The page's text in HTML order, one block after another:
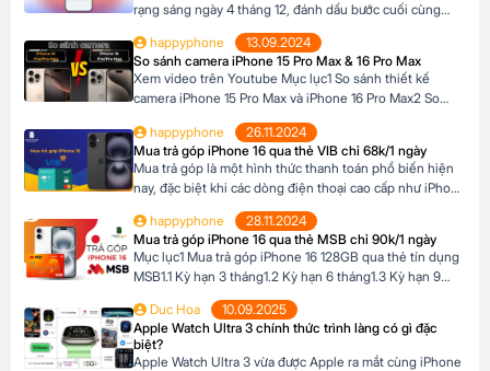
rạng sáng ngày 4 tháng 12, đánh dấu bước cuối cùng
trước khi bản cập nhật chính thức đến tay người dùng.
Phiên bản này mang đến một số cải tiến thú vị, tập trung
vào việc nâng cao trải nghiệm người dùng […]
happyphone
13.09.2024
So sánh camera iPhone 15 Pro Max & 16 Pro Max
Xem video trên Youtube Mục lục1 So sánh thiết kế
camera iPhone 15 Pro Max và iPhone 16 Pro Max2 So
So sánh khả năng quay video của iPhone 15 Pro Max và
iPhone 16 Pro Max4 Nút Camera control trên iPhone 16
Pro […]
happyphone
26.11.2024
Mua trả góp iPhone 16 qua thẻ VIB chỉ 68k/1 ngày
Mua trả góp là một hình thức thanh toán phổ biến hiện
nay, đặc biệt khi các dòng điện thoại cao cấp như iPhone
đủ điều kiện tài chính để thanh toán một lần. Tại Happy
Phone, chương trình trả góp iPhone 16 […]
happyphone
28.11.2024
Mua trả góp iPhone 16 qua thẻ MSB chỉ 90k/1 ngày
Mục lục1 Mua trả góp iPhone 16 128GB qua thẻ tín dụng
MSB1.1 Kỳ hạn 3 tháng1.2 Kỳ hạn 6 tháng1.3 Kỳ hạn 9
qua thẻ tín dụng MSB Đừng bỏ lỡ cơ hội sở hữu iPhone
16 128GB với mức giá hấp dẫn […]
Duc Hoa
10.09.2025
Apple Watch Ultra 3 chính thức trình làng có gì đặc
biệt?
Apple Watch Ultra 3 vừa được Apple ra mắt cùng iPhone